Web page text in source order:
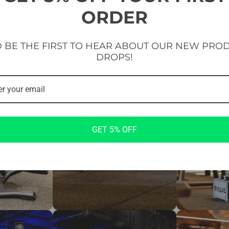
ORDER
BE THE FIRST TO HEAR ABOUT OUR NEW
DROPS!
GET 5% OFF